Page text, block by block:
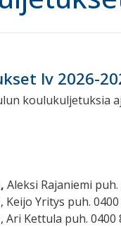
lv 2026-
koulukuljetuksia
Aleksi Rajaniemi puh.
, Keijo Yritys puh.
, Ari Kettula puh. 0400